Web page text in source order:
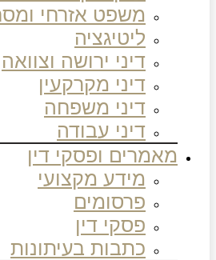
משפט אזרחי
ליטיגציה
דיני ירושה וצוואה
דיני מקרקעין
דיני משפחה
דיני עבודה
מאמרים ופסקי דין
מידע מקצועי
פרסומים
פסקי דין
כתבות בעיתונות